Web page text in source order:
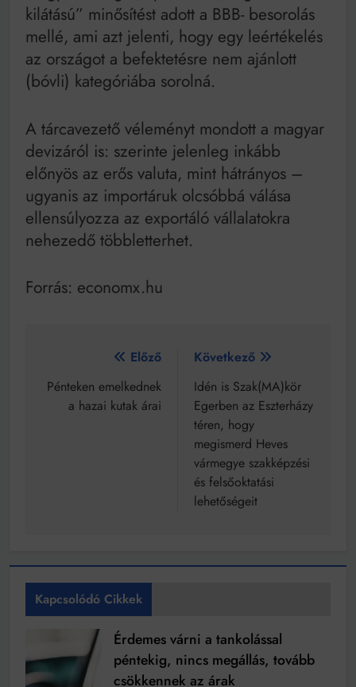
kilátású” minősítést adott a BBB- besorolás
mellé, ami azt jelenti, hogy egy leértékelés
az országot a befektetésre nem ajánlott
(bóvli) kategóriába sorolná.
A tárcavezető véleményt mondott a magyar
devizáról is: szerinte jelenleg inkább
előnyös az erős valuta, mint hátrányos –
ugyanis az importáruk olcsóbbá válása
ellensúlyozza az exportáló vállalatokra
nehezedő többletterhet.
Forrás: economx.hu
Bejegyzés
navigáció
Előző
Pénteken emelkednek
a hazai kutak árai
Következő
Idén is Szak(MA)kör
Egerben az Eszterházy
téren, hogy
megismerd Heves
vármegye szakképzési
és felsőoktatási
lehetőségeit
Kapcsolódó Cikkek
Érdemes várni a tankolással
péntekig, nincs megállás, tovább
csökkennek az árak